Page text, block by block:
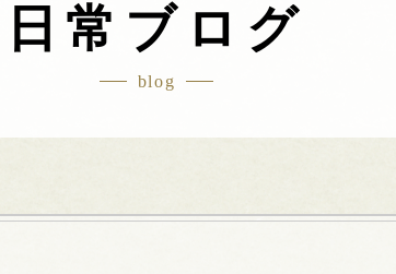
日常ブログ
blog